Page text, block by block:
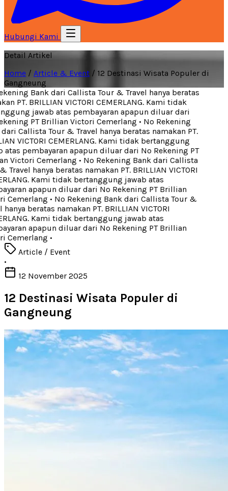
Hubungi Kami
Detail Artikel
Home / Article & Event / 12 Destinasi Wisata Populer di
Gangneung
Bank dari Callista Tour & Travel hanya beratas
PT. BRILLIAN VICTORI CEMERLANG. Kami tidak
jawab atas pembayaran apapun diluar dari
PT Brillian Victori Cemerlang• No Rekening
Callista Tour & Travel hanya beratas namakan PT.
VICTORI CEMERLANG. Kami tidak bertanggung
pembayaran apapun diluar dari No Rekening PT
Victori Cemerlang• No Rekening Bank dari Callista
Travel hanya beratas namakan PT. BRILLIAN VICTORI
Kami tidak bertanggung jawab atas
apapun diluar dari No Rekening PT Brillian
Cemerlang• No Rekening Bank dari Callista Tour &
beratas namakan PT. BRILLIAN VICTORI
Kami tidak bertanggung jawab atas
apapun diluar dari No Rekening PT Brillian
Cemerlang•
Article / Event
•
12 November 2025
12 Destinasi Wisata Populer di
Gangneung